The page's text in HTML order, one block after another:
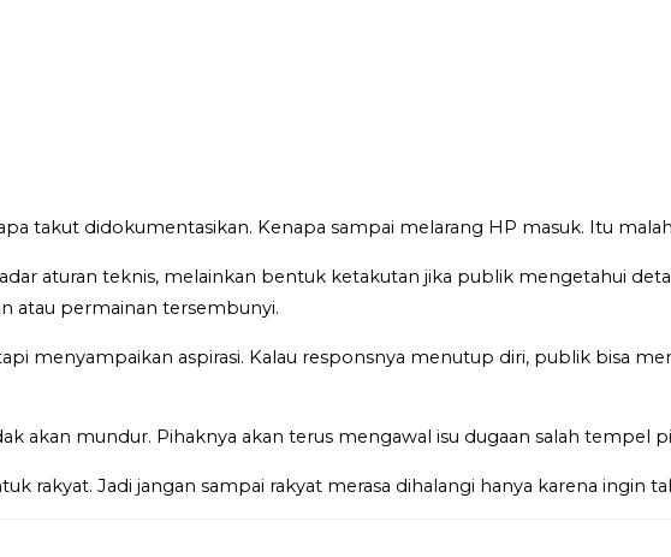
takut didokumentasikan. Kenapa sampai melarang HP masuk. Itu
aturan teknis, melainkan bentuk ketakutan jika publik mengetahui
atau permainan tersembunyi.
menyampaikan aspirasi. Kalau responsnya menutup diri, publik bisa
akan mundur. Pihaknya akan terus mengawal isu dugaan salah tempel
rakyat. Jadi jangan sampai rakyat merasa dihalangi hanya karena ingin